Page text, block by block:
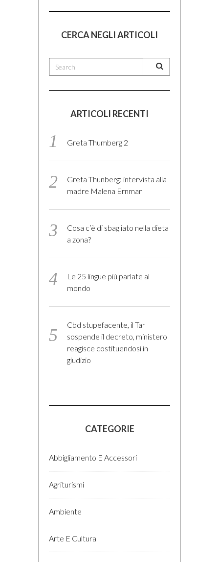
CERCA NEGLI ARTICOLI
ARTICOLI RECENTI
Greta Thumberg 2
Greta Thunberg: intervista alla
madre Malena Ernman
Cosa c’è di sbagliato nella dieta
a zona?
Le 25 lingue più parlate al
mondo
Cbd stupefacente, il Tar
sospende il decreto, ministero
reagisce costituendosi in
giudizio
CATEGORIE
Abbigliamento E Accessori
Agriturismi
Ambiente
Arte E Cultura